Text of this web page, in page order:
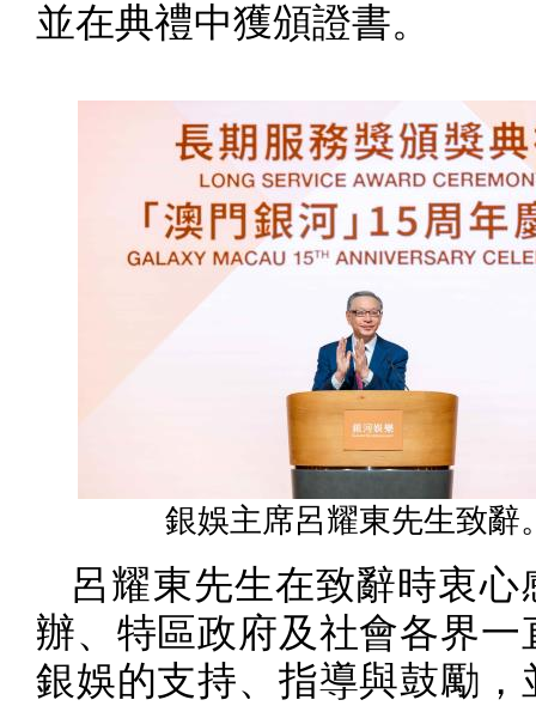
並在典禮中獲頒證書。
銀娛主席呂耀東先生致辭
呂耀東先生在致辭時衷心
辦、特區政府及社會各界一
銀娛的支持、指導與鼓勵，